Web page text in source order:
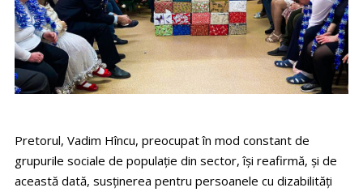
Pretorul, Vadim Hîncu, preocupat în mod constant de
grupurile sociale de populație din sector, își reafirmă, și de
această dată, susținerea pentru persoanele cu dizabilități